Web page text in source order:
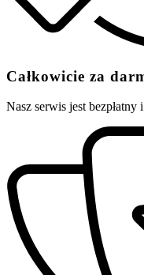
Całkowicie za
Nasz serwis jest